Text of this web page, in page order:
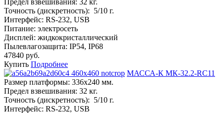
Точность (дискретность): 5/10 г.
Интерфейс: RS-232, USB
Питание: электросеть
Дисплей: жидкокристаллический
Пылевлагозащита: IP54, IP68
47840 руб.
Купить Подробнее
МАССА-К МК-32.2-RC11
Размер платформы: 336х240 мм.
Предел взвешивания: 32 кг.
Точность (дискретность): 5/10 г.
Интерфейс: RS-232, USB